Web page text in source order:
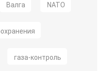
Валга NATO
газа-контроль